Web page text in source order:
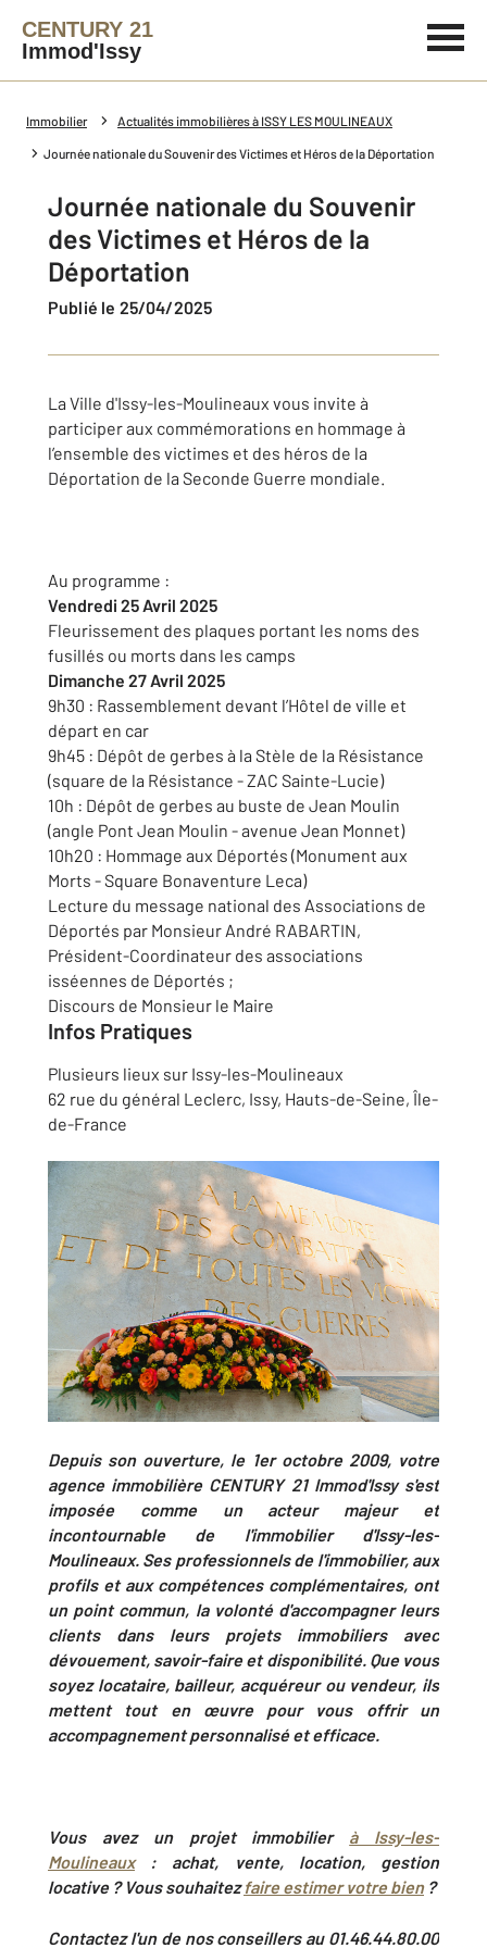
CENTURY 21
Immod'Issy
Immobilier Actualités immobilières à ISSY LES MOULINEAUX
Journée nationale du Souvenir des Victimes et Héros de la Déportation
Journée nationale du Souvenir
des Victimes et Héros de la
Déportation
Publié le 25/04/2025
La Ville d'Issy-les-Moulineaux vous invite à
participer aux commémorations en hommage à
l’ensemble des victimes et des héros de la
Déportation de la Seconde Guerre mondiale.
Au programme :
Vendredi 25 Avril 2025
Fleurissement des plaques portant les noms des
fusillés ou morts dans les camps
Dimanche 27 Avril 2025
9h30 : Rassemblement devant l’Hôtel de ville et
départ en car
9h45 : Dépôt de gerbes à la Stèle de la Résistance
(square de la Résistance - ZAC Sainte-Lucie)
10h : Dépôt de gerbes au buste de Jean Moulin
(angle Pont Jean Moulin - avenue Jean Monnet)
10h20 : Hommage aux Déportés (Monument aux
Morts - Square Bonaventure Leca)
Lecture du message national des Associations de
Déportés par Monsieur André RABARTIN,
Président-Coordinateur des associations
isséennes de Déportés ;
Discours de Monsieur le Maire
Infos Pratiques
Plusieurs lieux sur Issy-les-Moulineaux
62 rue du général Leclerc, Issy, Hauts-de-Seine, Île-
de-France
Depuis son ouverture, le 1er octobre 2009, votre
agence immobilière CENTURY 21 Immod'Issy s'est
imposée comme un acteur majeur et
incontournable de l'immobilier d'Issy-les-
Moulineaux. Ses professionnels de l'immobilier, aux
profils et aux compétences complémentaires, ont
un point commun, la volonté d'accompagner leurs
clients dans leurs projets immobiliers avec
dévouement, savoir-faire et disponibilité. Que vous
soyez locataire, bailleur, acquéreur ou vendeur, ils
mettent tout en œuvre pour vous offrir un
accompagnement personnalisé et efficace.
Vous avez un projet immobilier à Issy-les-
Moulineaux
: achat, vente, location, gestion
locative ? Vous souhaitezfaire estimer votre bien?
Contactez l'un de nos conseillers au 01.46.44.80.00